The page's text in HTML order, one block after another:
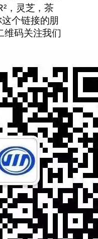
，灵芝，茶
个链接的朋
维码关注我们